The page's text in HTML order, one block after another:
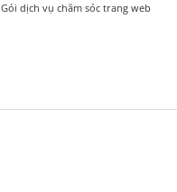
Gói dịch vụ chăm sóc trang web